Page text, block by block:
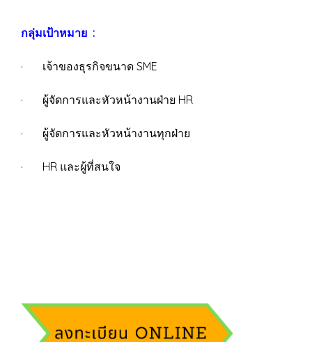
กลุ่มเป้าหมาย :
· เจ้าของธุรกิจขนาด SME
· ผู้จัดการและหัวหน้างานฝ่าย HR
· ผู้จัดการและหัวหน้างานทุกฝ่าย
· HR และผู้ที่สนใจ